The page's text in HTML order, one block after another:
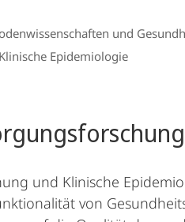
und
Epidemiologie
und Klinische
von